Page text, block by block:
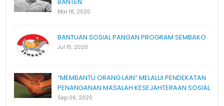
BANTEN
Mar 18, 2020
BANTUAN SOSIAL PANGAN PROGRAM SEMBAKO
Jul 15, 2020
“MEMBANTU ORANG LAIN” MELALUI PENDEKATAN
PENANGANAN MASALAH KESEJAHTERAAN SOSIAL
Sep 06, 2020